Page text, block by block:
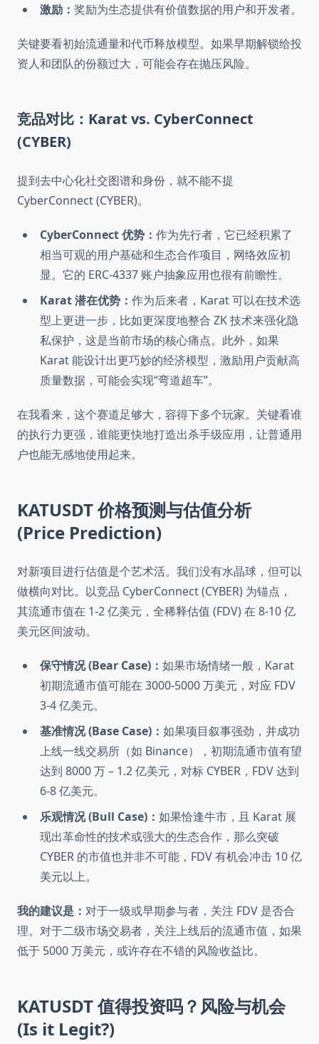
激励： 奖励为生态提供有价值数据的用户和开发者。
关键要看初始流通量和代币释放模型。如果早期解锁给投
资人和团队的份额过大，可能会存在抛压风险。
竞品对比：Karat vs. CyberConnect
(CYBER)
提到去中心化社交图谱和身份，就不能不提
CyberConnect (CYBER)。
CyberConnect 优势： 作为先行者，它已经积累了
相当可观的用户基础和生态合作项目，网络效应初
显。它的 ERC-4337 账户抽象应用也很有前瞻性。
Karat 潜在优势： 作为后来者，Karat 可以在技术选
型上更进一步，比如更深度地整合 ZK 技术来强化隐
私保护，这是当前市场的核心痛点。此外，如果
Karat 能设计出更巧妙的经济模型，激励用户贡献高
质量数据，可能会实现“弯道超车”。
在我看来，这个赛道足够大，容得下多个玩家。关键看谁
的执行力更强，谁能更快地打造出杀手级应用，让普通用
户也能无感地使用起来。
KATUSDT 价格预测与估值分析
(Price Prediction)
对新项目进行估值是个艺术活。我们没有水晶球，但可以
做横向对比。以竞品 CyberConnect (CYBER) 为锚点，
其流通市值在 1-2 亿美元，全稀释估值 (FDV) 在 8-10 亿
美元区间波动。
保守情况 (Bear Case)： 如果市场情绪一般，Karat
初期流通市值可能在 3000-5000 万美元，对应 FDV
3-4 亿美元。
基准情况 (Base Case)： 如果项目叙事强劲，并成功
上线一线交易所（如 Binance），初期流通市值有望
达到 8000 万 – 1.2 亿美元，对标 CYBER，FDV 达到
6-8 亿美元。
乐观情况 (Bull Case)： 如果恰逢牛市，且 Karat 展
现出革命性的技术或强大的生态合作，那么突破
CYBER 的市值也并非不可能，FDV 有机会冲击 10 亿
美元以上。
我的建议是： 对于一级或早期参与者，关注 FDV 是否合
理。对于二级市场交易者，关注上线后的流通市值，如果
低于 5000 万美元，或许存在不错的风险收益比。
KATUSDT 值得投资吗？风险与机会
(Is it Legit?)